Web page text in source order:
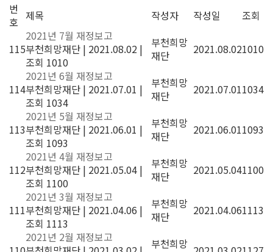
번
호 제목 작성자 작성일 조회
115
2021년 7월 재정보고
부천희망재단 | 2021.08.02 |
조회 1010
부천희망
재단
2021.08.021010
114
2021년 6월 재정보고
부천희망재단 | 2021.07.01 |
조회 1034
부천희망
재단
2021.07.011034
113
2021년 5월 재정보고
부천희망재단 | 2021.06.01 |
조회 1093
부천희망
재단
2021.06.011093
112
2021년 4월 재정보고
부천희망재단 | 2021.05.04 |
조회 1100
부천희망
재단
2021.05.041100
111
2021년 3월 재정보고
부천희망재단 | 2021.04.06 |
조회 1113
부천희망
재단
2021.04.061113
2021년 2월 재정보고
부천희망